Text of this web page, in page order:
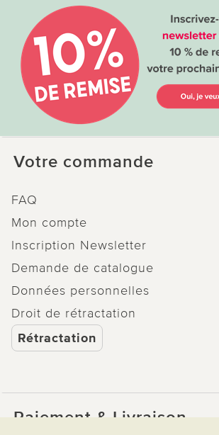
Votre commande
FAQ
Mon compte
Inscription Newsletter
Demande de catalogue
Données personnelles
Droit de rétractation
Rétractation
Paiement & Livraison